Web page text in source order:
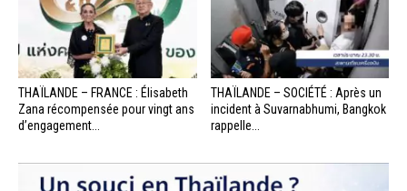
THAÏLANDE – FRANCE : Élisabeth
Zana récompensée pour vingt ans
d’engagement...
THAÏLANDE – SOCIÉTÉ : Après un
incident à Suvarnabhumi, Bangkok
rappelle...